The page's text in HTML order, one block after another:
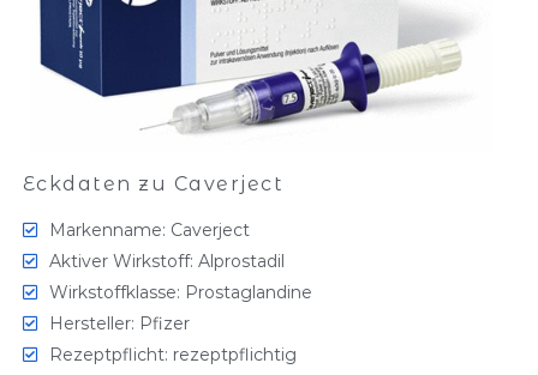
Eckdaten zu Caverject
Markenname: Caverject
Aktiver Wirkstoff: Alprostadil
Wirkstoffklasse: Prostaglandine
Hersteller: Pfizer
Rezeptpflicht: rezeptpflichtig